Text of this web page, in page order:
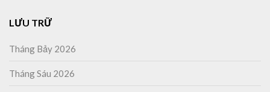
LƯU TRỮ
Tháng Bảy 2026
Tháng Sáu 2026